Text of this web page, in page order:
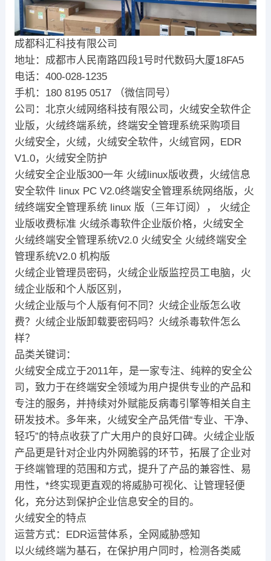
成都科汇科技有限公司
地址：成都市人民南路四段1号时代数码大厦18FA5
电话：400-028-1235
手机：180 8195 0517 （微信同号）
公司：北京火绒网络科技有限公司，火绒安全软件企
业版，火绒终端系统，终端安全管理系统采购项目
火绒安全，火绒，火绒安全软件，火绒官网，EDR
V1.0，火绒安全防护
火绒安全企业版300一年 火绒linux版收费，火绒信息
安全软件 linux PC V2.0终端安全管理系统网络版，火
绒终端安全管理系统 linux 版（三年订阅）， 火绒企
业版收费标准 火绒杀毒软件企业版价格，火绒安全
火绒终端安全管理系统V2.0 火绒安全 火绒终端安全
管理系统V2.0 机构版
火绒企业管理员密码，火绒企业版监控员工电脑，火
绒企业版和个人版区别，
火绒企业版与个人版有何不同？火绒企业版怎么收
费？火绒企业版卸载要密码吗？火绒杀毒软件怎么
样？
品类关键词：
火绒安全成立于2011年，是一家专注、纯粹的安全公
司，致力于在终端安全领域为用户提供专业的产品和
专注的服务，并持续对外赋能反病毒引擎等相关自主
研发技术。多年来，火绒安全产品凭借“专业、干净、
轻巧”的特点收获了广大用户的良好口碑。火绒企业版
产品更是针对企业内外网脆弱的环节，拓展了企业对
于终端管理的范围和方式，提升了产品的兼容性、易
用性，*终实现更直观的将威胁可视化、让管理轻便
化，充分达到保护企业信息安全的目的。
火绒安全的特点
运营方式：EDR运营体系，全网威胁感知
以火绒终端为基石，在保护用户同时，检测各类威